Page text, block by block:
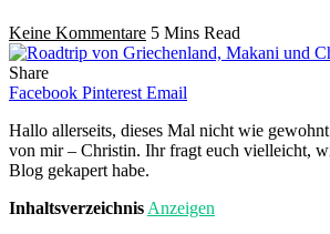
Keine Kommentare 5 Mins Read
Share
Facebook Pinterest Email
Hallo allerseits, dieses Mal nicht wie
von mir – Christin. Ihr fragt euch vielleicht,
Blog gekapert habe.
Inhaltsverzeichnis Anzeigen